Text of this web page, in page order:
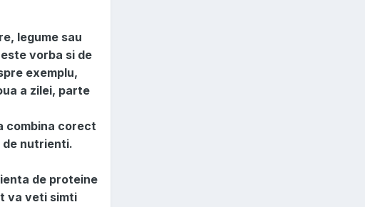
legume sau
vorba si de
exemplu,
a zilei, parte
combina corect
de nutrienti.
de proteine
va veti simti